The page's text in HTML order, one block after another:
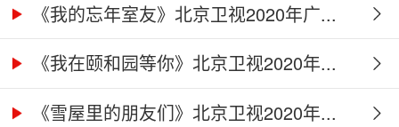
牌...《我的忘年室友》北京卫视2020年广...
《我在颐和园等你》北京卫视2020年...
《雪屋里的朋友们》北京卫视2020年...